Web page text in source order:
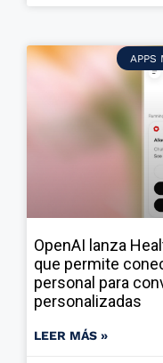
APPS
OpenAI lanza
que permite
personal para
personalizadas
LEER MÁS »